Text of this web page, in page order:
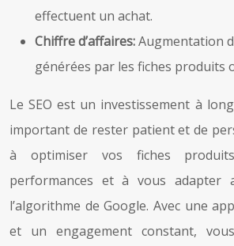
effectuent un achat.
Chiffre d’affaires:Augmentation
générées par les fiches produits
Le SEO est un investissement à
important de rester patient et de
à optimiser vos fiches
performances et à vous adapter
l’algorithme de Google. Avec une
et un engagement constant,